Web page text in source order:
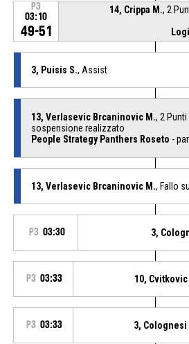
P3
03:10
49-51
14, Crippa M., 2
3, Puisis S., Assist
13, Verlasevic Brcaninovic M., 2 Punti
sospensione realizzato
People Strategy Panthers Roseto -
13, Verlasevic Brcaninovic M., Fallo
P3 03:30 3,
P3 03:33 10, Cvitkovic
P3 03:33 3, Colognesi